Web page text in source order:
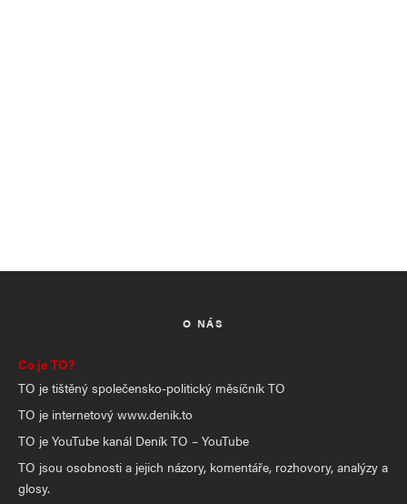
O NÁS
Co je TO?
TO je tištěný společensko-politický měsíčník TO
TO je internetový www.denik.to
TO je YouTube kanál Deník TO – YouTube
TO jsou osobnosti a jejich názory, komentáře, rozhovory, analýzy a
glosy.